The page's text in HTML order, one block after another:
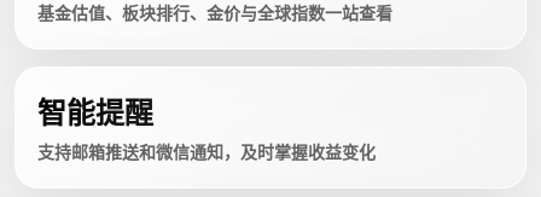
基金估值、板块排行、金价与全球指数一站查看
智能提醒
支持邮箱推送和微信通知，及时掌握收益变化